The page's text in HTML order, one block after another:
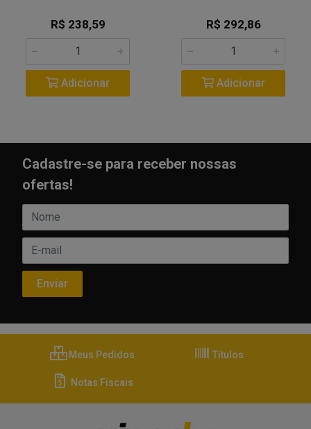
R$ 238,59
Adicionar
R$ 292,86
Adicionar
Cadastre-se para receber nossas
ofertas!
Meus Pedidos Títulos
Notas Fiscais